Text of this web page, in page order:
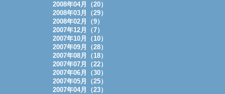
2008年04月（20）
2008年03月（29）
2008年02月（9）
2007年12月（7）
2007年10月（10）
2007年09月（28）
2007年08月（18）
2007年07月（22）
2007年06月（30）
2007年05月（25）
2007年04月（23）